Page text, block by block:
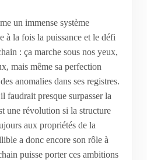
un immense système
à la fois la puissance et le défi
: ça marche sous nos yeux,
mais même sa perfection
anomalies dans ses registres.
faudrait presque surpasser la
une révolution si la structure
aux propriétés de la
a donc encore son rôle à
puisse porter ces ambitions